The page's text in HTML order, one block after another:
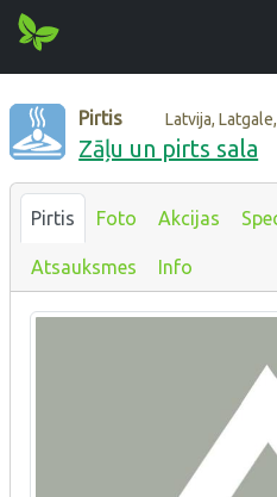
Pirtis Latvija,
Zāļu un pirts sala
Pirtis Foto Akcijas
Atsauksmes Info